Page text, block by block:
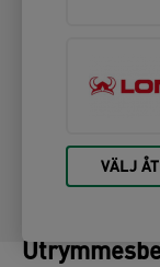
VÄLJ